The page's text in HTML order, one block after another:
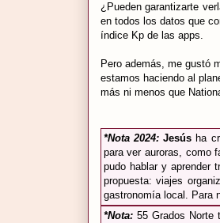
¿Pueden garantizarte
en todos los datos que
índice Kp de las apps.
Pero además, me gustó
estamos haciendo al
más ni menos que
*Nota 2024: Jesús ha
para ver auroras, como
pudo hablar y aprender
propuesta: viajes
gastronomía local. Para
*Nota: 55 Grados Norte